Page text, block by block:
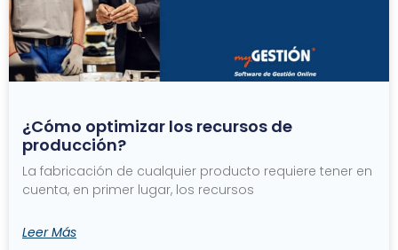
¿Cómo optimizar los recursos de
producción?
La fabricación de cualquier producto requiere tener en
cuenta, en primer lugar, los recursos
Leer Más